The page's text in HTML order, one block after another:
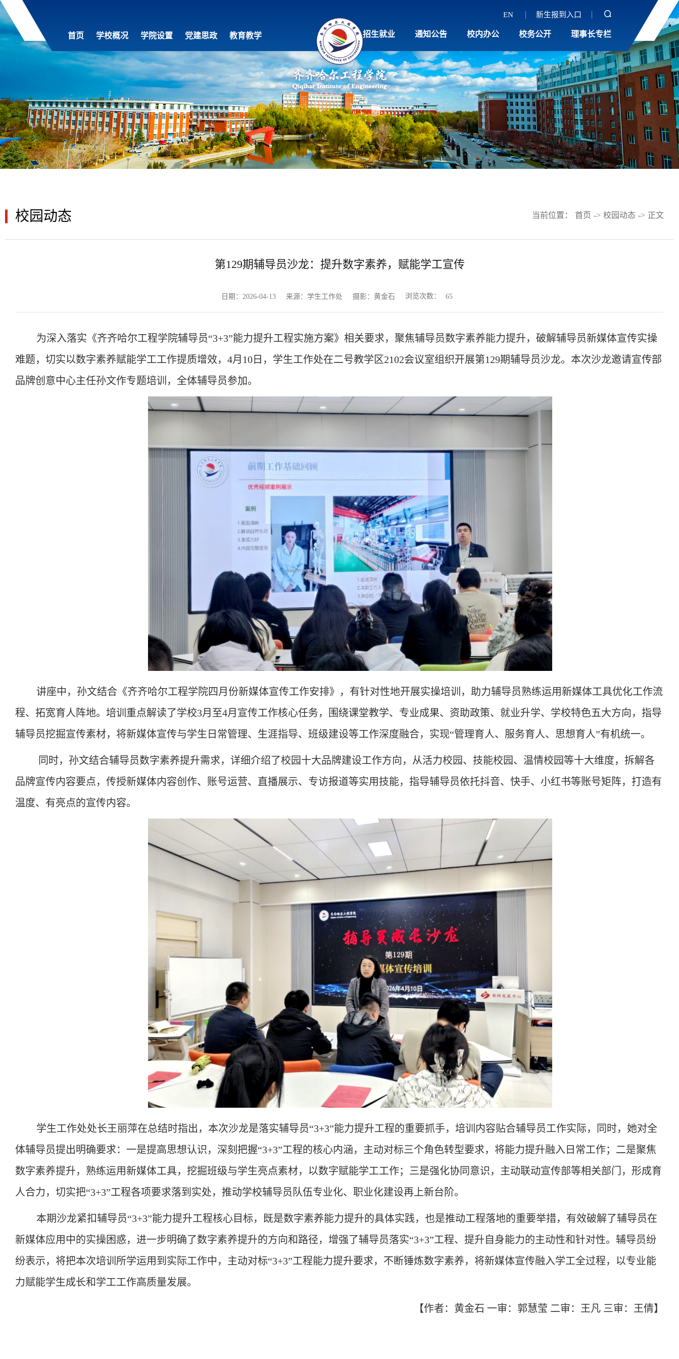
首页 学校概况 学院设置 党建思政 教育教学
EN 新生报到入口
招生就业 通知公告 校内办公 校务公开 理事长专栏
校园动态 当前位置： 首页 -> 校园动态 -> 正文
第129期辅导员沙龙：提升数字素养，赋能学工宣传
日期：2026-04-13 来源：学生工作处 摄影：黄金石 浏览次数： 65
为深入落实《齐齐哈尔工程学院辅导员“3+3”能力提升工程实施方案》 相关要求，聚焦辅导员数字素养能力提升，破解辅导员新媒体宣传实操
难题，切实以数字素养赋能学工工作提质增效， 4月10日，学生工作处在二号教学区2102会议室组织开展第129期辅导员沙龙。本次沙龙邀请宣传部
品牌创意中心主任孙文作专题培训，全体辅导员参加。
讲座中，孙文结合《齐齐哈尔工程学院四月份新媒体宣传工作安排》 ，有针对性地开展实操培训，助力辅导员熟练运用新媒体工具优化工作流
程、拓宽育人阵地。培训重点解读了学校3月至4月宣传工作核心任务，围绕课堂教学、专业成果、资助政策、就业升学、学校特色五大方向，指导
辅导员挖掘宣传素材，将新媒体宣传与学生日常管理、生涯指导、班级建设等工作深度融合，实现“管理育人、服务育人、思想育人”有机统一。
同时，孙文结合辅导员数字素养提升需求，详细介绍了校园十大品牌建设工作方向，从活力校园、技能校园、温情校园等十大维度，拆解各
品牌宣传内容要点，传授新媒体内容创作、账号运营、直播展示、专访报道等实用技能，指导辅导员依托抖音、快手、小红书等账号矩阵，打造有
温度、有亮点的宣传内容。
学生工作处处长王丽萍在总结时指出，本次沙龙是落实辅导员“3+3”能力提升工程的重要抓手，培训内容贴合辅导员工作实际，同时，她对全
体辅导员提出明确要求：一是提高思想认识，深刻把握“3+3”工程的核心内涵，主动对标三个角色转型要求，将能力提升融入日常工作；二是聚焦
数字素养提升，熟练运用新媒体工具，挖掘班级与学生亮点素材，以数字赋能学工工作；三是强化协同意识，主动联动宣传部等相关部门，形成育
人合力，切实把“3+3”工程各项要求落到实处，推动学校辅导员队伍专业化、职业化建设再上新台阶。
本期沙龙紧扣辅导员“3+3”能力提升工程核心目标，既是数字素养能力提升的具体实践，也是推动工程落地的重要举措，有效破解了辅导员在
新媒体应用中的实操困惑，进一步明确了数字素养提升的方向和路径，增强了辅导员落实“3+3”工程、提升自身能力的主动性和针对性。辅导员纷
纷表示，将把本次培训所学运用到实际工作中，主动对标“3+3”工程能力提升要求，不断锤炼数字素养，将新媒体宣传融入学工全过程，以专业能
力赋能学生成长和学工工作高质量发展。
【作者： 黄金石 一审：郭慧莹 二审：王凡 三审：王倩】